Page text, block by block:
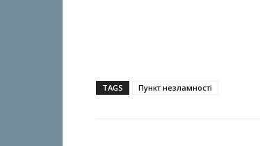
TAGS Пункт незламності